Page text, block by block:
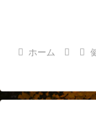
ホーム